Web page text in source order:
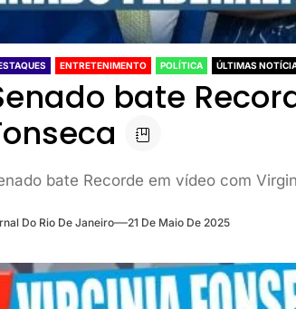
ENTRETENIMENTO POLÍTICA ÚLTIMAS
bate
bate Recorde em vídeo com
Do Rio De Janeiro 21 De Maio De 2025